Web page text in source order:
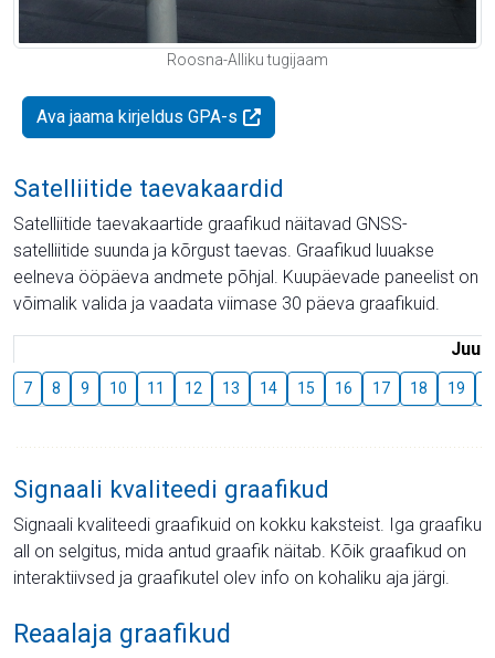
Roosna-Alliku tugijaam
Ava jaama kirjeldus GPA-s
Satelliitide taevakaardid
Satelliitide taevakaartide graafikud näitavad GNSS-
satelliitide suunda ja kõrgust taevas. Graafikud luuakse
eelneva ööpäeva andmete põhjal. Kuupäevade paneelist on
võimalik valida ja vaadata viimase 30 päeva graafikuid.
Juuli
7 8 9 10 11 12 13 14 15 16 17 18 19
Signaali kvaliteedi graafikud
Signaali kvaliteedi graafikuid on kokku kaksteist. Iga graafiku
all on selgitus, mida antud graafik näitab. Kõik graafikud on
interaktiivsed ja graafikutel olev info on kohaliku aja järgi.
Reaalaja graafikud